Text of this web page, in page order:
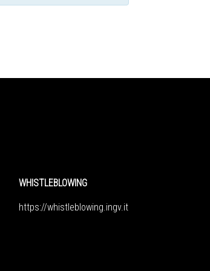
WHISTLEBLOWING
https://whistleblowing.ingv. it